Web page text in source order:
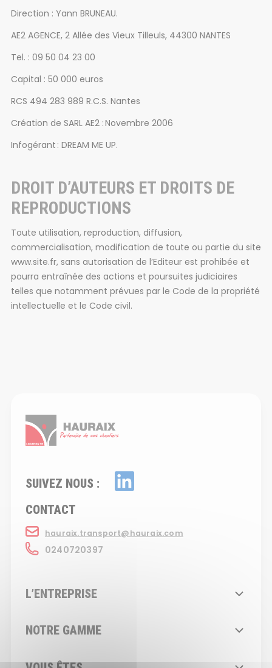
Direction : Yann BRUNEAU.
AE2 AGENCE, 2 Allée des Vieux Tilleuls, 44300 NANTES
Tel. : 09 50 04 23 00
Capital : 50 000 euros
RCS 494 283 989 R.C.S. Nantes
Création de SARL AE2 : Novembre 2006
Infogérant : DREAM ME UP.
DROIT D’AUTEURS ET DROITS DE
REPRODUCTIONS
Toute utilisation, reproduction, diffusion,
commercialisation, modification de toute ou partie du site
www.site.fr, sans autorisation de l’Editeur est prohibée et
pourra entraînée des actions et poursuites judiciaires
telles que notamment prévues par le Code de la propriété
intellectuelle et le Code civil.
SUIVEZ NOUS :
CONTACT
hauraix.transport@hauraix.com
0240720397
L’ENTREPRISE
NOTRE GAMME